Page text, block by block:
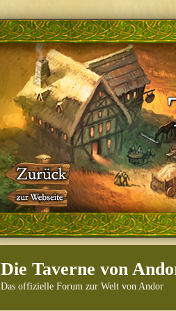
Die Taverne von
Das offizielle Forum zur Welt von Andor